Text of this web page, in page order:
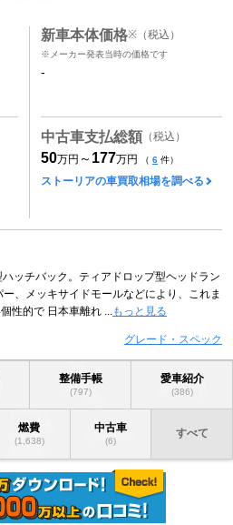
新車本体価格※ （税込）
※メーカー発表当時の価格です
-
中古車支払総額 （税込）
50万円 ～ 177万円 （ 6 件）
ストーリアの車買取相場を調べる
ッチバック。ティアドロップ型ヘッドラン
、メッキサイドモールなどにより、これま
性的で 日本車離れ ...
もっと見る
グレード・スペック
整備手帳
(797)
愛車紹介
(386)
燃費
(1,638)
中古車
(6)
すべて